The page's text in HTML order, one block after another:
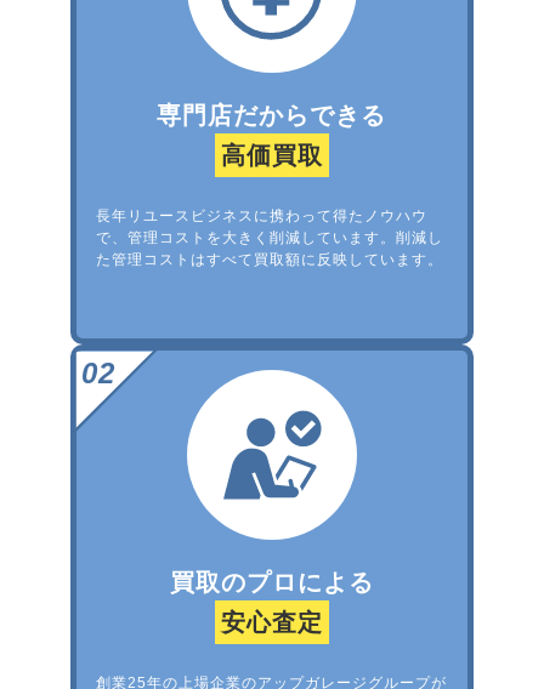
専門店だからできる
高価買取
長年リユースビジネスに携わって得たノウハウ
で、管理コストを大きく削減しています。削減し
た管理コストはすべて買取額に反映しています。
買取のプロによる
安心査定
創業25年の上場企業のアップガレージグループが